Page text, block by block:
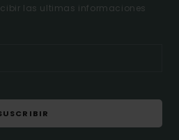
las ultimas informaciones